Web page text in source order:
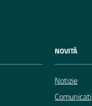
NOVITÀ
Notizie
Comunicati